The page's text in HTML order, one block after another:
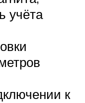
учёта
к